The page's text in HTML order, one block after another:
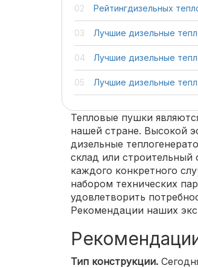
Рейтингдизельных
Лучшие дизельные
Лучшие дизельные
Лучшие дизельные
Тепловые пушки
нашей стране. Высокой
дизельные
склад или
каждого конкретного
набором технических
удовлетворить
Рекомендации наших
Тип конструкции.